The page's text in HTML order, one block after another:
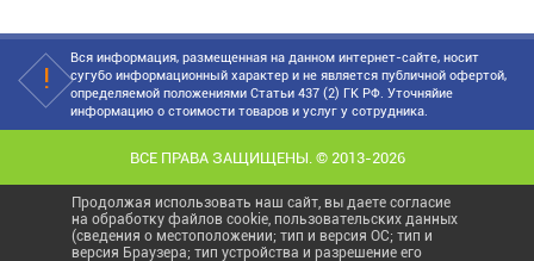
Вся информация, размещенная на данном интернет-сайте, носит
сугубо информационный характер и не является публичной офертой,
определяемой положениями Статьи 437 (2) ГК РФ. Уточняйие
информацию о стоимости товаров и услуг у сотрудника.
ВСЕ ПРАВА ЗАЩИЩЕНЫ. © 2013-2026
Продолжая использовать наш сайт, вы даете согласие
на обработку файлов cookie, пользовательских данных
(сведения о местоположении; тип и версия ОС; тип и
версия Браузера; тип устройства и разрешение его